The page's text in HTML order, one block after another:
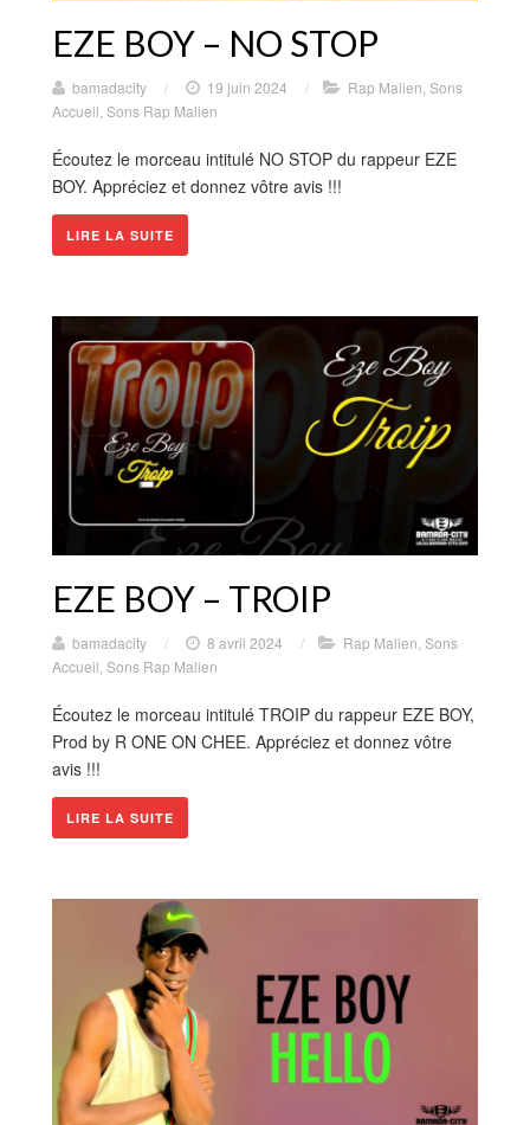
EZE BOY – NO STOP
bamadacity / 19 juin 2024 / Rap Malien Sons
Accueil Sons Rap Malien
Écoutez le morceau intitulé NO STOP du rappeur EZE
BOY. Appréciez et donnez vôtre avis !!!
LIRE LA SUITE
EZE BOY – TROIP
bamadacity / 8 avril 2024 / Rap Malien Sons
Accueil Sons Rap Malien
Écoutez le morceau intitulé TROIP du rappeur EZE BOY,
Prod by R ONE ON CHEE. Appréciez et donnez vôtre
avis !!!
LIRE LA SUITE